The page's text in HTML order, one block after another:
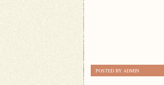
POSTED BY ADMIN